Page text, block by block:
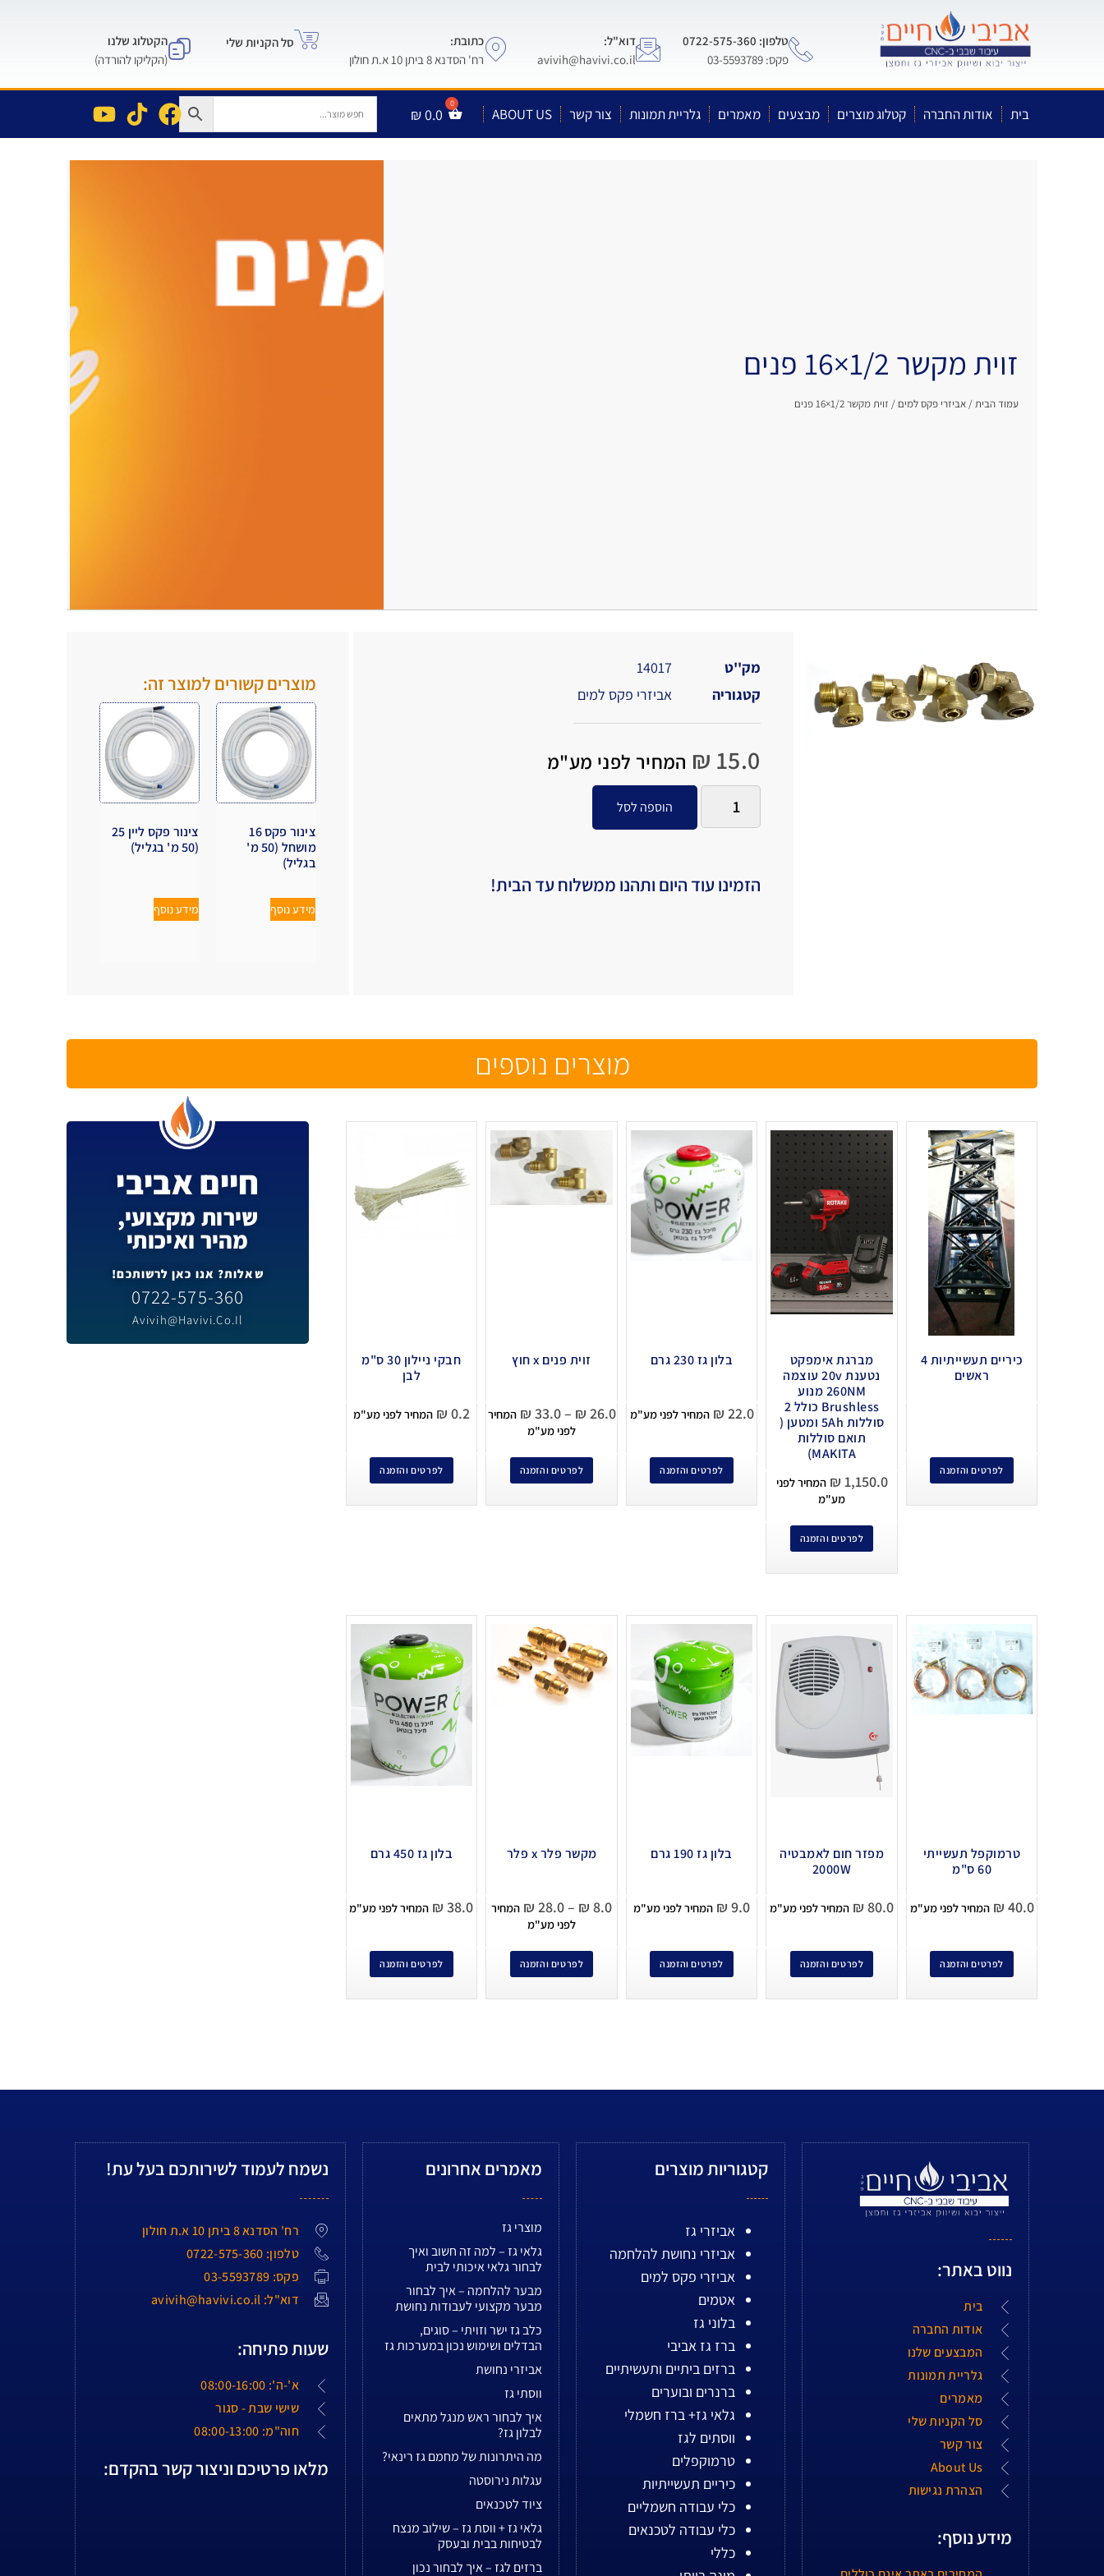
טלפון: 0722-575-360
פקס: 03-5593789
דוא"ל:
avivih@havivi.co.il
כתובת:
רח' הסדנא 8 ביתן 10 א.ת חולון
סל הקניות שלי
הקטלוג שלנו
(הקליקו להורדה)
בית אודות החברה קטלוג מוצרים מבצעים מאמרים גלריית תמונות צור קשר ABOUT US
₪0.0
זוית מקשר 1/2×16 פנים
עמוד הבית/אביזרי פקס למים / זוית מקשר 1/2×16 פנים
מק''ט
14017
קטגוריה
אביזרי פקס למים
₪ 15.0 המחיר לפני מע"מ
הוספה לסל
הזמינו עוד היום ותהנו ממשלוח עד הבית!
מוצרים קשורים למוצר זה:
צינור פקס 16
מושחל (50 מ'
בגליל)
מידע נוסף
צינור פקס ליין 25
(50 מ' בגליל)
מידע נוסף
מוצרים נוספים
כיריים תעשייתיות 4
ראשים
לפרטים והזמנה
מברגת אימפקט
נטענת 20v עוצמה
260NM מנוע
Brushless כולל 2
סוללות 5Ah ומטען (
תואם סוללות
MAKITA)
₪ 1,150.0
המחיר לפני
מע"מ
לפרטים והזמנה
בלון גז 230 גרם
₪ 22.0 המחיר לפני מע"מ
לפרטים והזמנה
זוית פנים x חוץ
₪ 26.0
–
₪ 33.0
המחיר
לפני מע"מ
לפרטים והזמנה
חבקי ניילון 30 ס"מ
לבן
₪ 0.2 המחיר לפני מע"מ
לפרטים והזמנה
טרמוקפל תעשייתי
60 ס"מ
₪ 40.0 המחיר לפני מע"מ
לפרטים והזמנה
מפזר חום לאמבטיה
2000W
₪ 80.0 המחיר לפני מע"מ
לפרטים והזמנה
בלון גז 190 גרם
₪ 9.0 המחיר לפני מע"מ
לפרטים והזמנה
מקשר פלר x פלר
₪ 8.0
–
₪ 28.0
המחיר
לפני מע"מ
לפרטים והזמנה
בלון גז 450 גרם
₪ 38.0 המחיר לפני מע"מ
לפרטים והזמנה
חיים אביבי
שירות מקצועי,
מהיר ואיכותי
שאלות? אנו כאן לרשותכם!
0722-575-360
Avivih@havivi.co.il
נווט באתר:
בית
אודות החברה
המבצעים שלנו
גלריית תמונות
מאמרים
סל הקניות שלי
צור קשר
About Us
הצהרת נגישות
מידע נוסף:
קטגוריות מוצרים
אביזרי גז
אביזרי נחושת להלחמה
אביזרי פקס למים
אטמים
בלוני גז
ברז גז אביבי
ברזים ביתיים ותעשיתיים
ברנרים ובוערים
גלאי גז+ ברז חשמלי
ווסתים לגז
טרמוקפלים
כיריים תעשייתיות
כלי עבודה חשמליים
כלי עבודה לטכנאים
כללי
מאמרים אחרונים
מוצרי גז
גלאי גז – למה זה חשוב ואיך
לבחור גלאי איכותי לבית
מבער להלחמה – איך לבחור
מבער מקצועי לעבודות נחושת
כלב גז ישר וזויתי – סוגים,
הבדלים ושימוש נכון במערכות גז
אביזרי נחושת
ווסתי גז
איך לבחור ראש מנגל מתאים
לבלון גז?
מה היתרונות של מחמם גז רינאי?
עגלות נירוסטה
ציוד לטכנאים
גלאי גז + ווסת גז – שילוב מנצח
לבטיחות בבית ובעסק
ברזים לגז – איך לבחור נכון
נשמח לעמוד לשירותכם בעל עת!
רח' הסדנא 8 ביתן 10 א.ת חולון
טלפון: 0722-575-360
פקס: 03-5593789
דוא"ל: avivih@havivi.co.il
שעות פתיחה:
א'-ה': 08:00-16:00
שישי שבת - סגור
חוה"מ: 08:00-13:00
מלאו פרטיכם וניצור קשר בהקדם: